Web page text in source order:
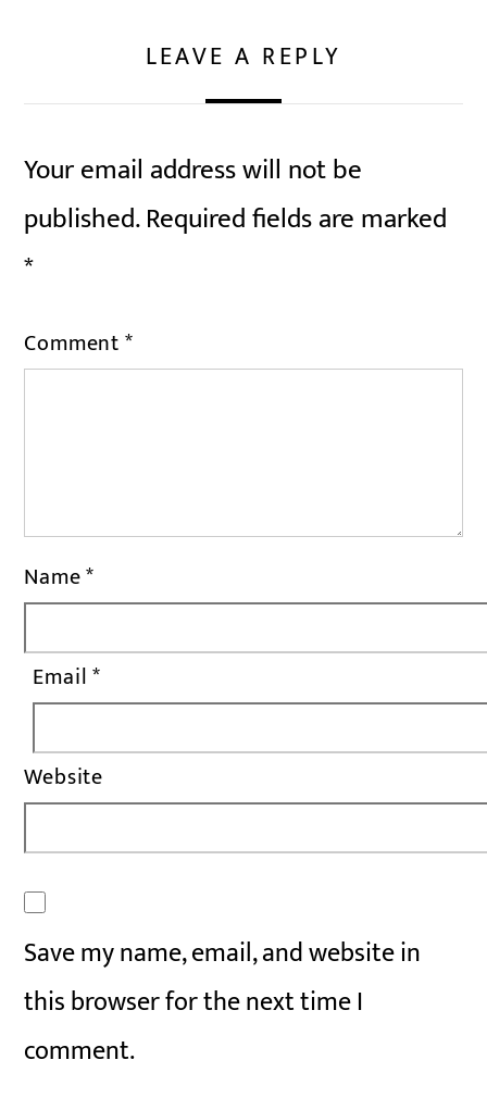
LEAVE A REPLY
Your email address will not be
published.Required fields are marked
*
Comment*
Name*
Email*
Website
Save my name, email, and website in
this browser for the next time I
comment.